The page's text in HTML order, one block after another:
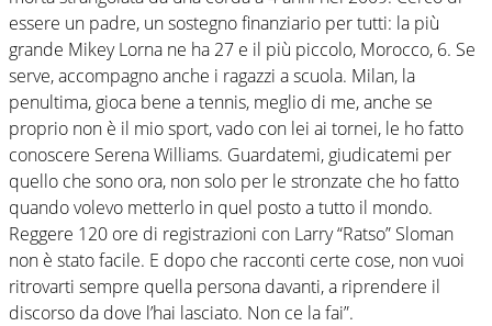
essere un padre, un sostegno finanziario per tutti: la più
grande Mikey Lorna ne ha 27 e il più piccolo, Morocco, 6. Se
serve, accompagno anche i ragazzi a scuola. Milan, la
penultima, gioca bene a tennis, meglio di me, anche se
proprio non è il mio sport, vado con lei ai tornei, le ho fatto
conoscere Serena Williams. Guardatemi, giudicatemi per
quello che sono ora, non solo per le stronzate che ho fatto
quando volevo metterlo in quel posto a tutto il mondo.
Reggere 120 ore di registrazioni con Larry “Ratso” Sloman
non è stato facile. E dopo che racconti certe cose, non vuoi
ritrovarti sempre quella persona davanti, a riprendere il
discorso da dove l’hai lasciato. Non ce la fai”.